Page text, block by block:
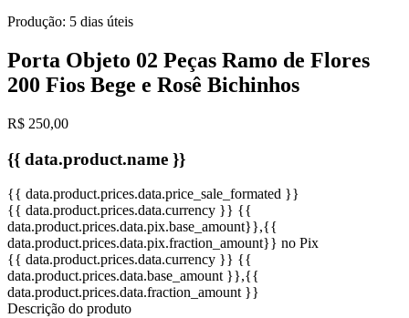
Produção: 5 dias úteis
Porta Objeto 02 Peças Ramo de Flores
200 Fios Bege e Rosê Bichinhos
R$ 250,00
{{ data.product.name }}
{{ data.product.prices.data.price_sale_formated }}
{{ data.product.prices.data.currency }} {{
data.product.prices.data.pix.base_amount}},{{
data.product.prices.data.pix.fraction_amount}} no Pix
{{ data.product.prices.data.currency }} {{
data.product.prices.data.base_amount }},{{
data.product.prices.data.fraction_amount }}
Descrição do produto